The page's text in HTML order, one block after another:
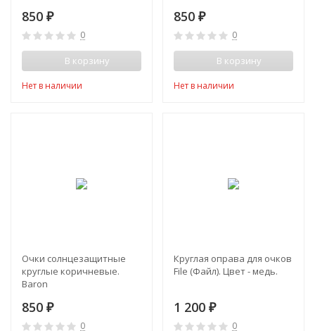
850 ₽
0
В корзину
Нет в наличии
850 ₽
0
В корзину
Нет в наличии
Очки солнцезащитные
круглые коричневые.
Baron
850 ₽
0
Круглая оправа для очков
File (Файл). Цвет - медь.
1 200 ₽
0